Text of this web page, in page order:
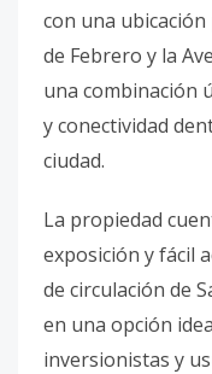
con una
de Febrero y la
una combinación
y conectividad
ciudad.
La propiedad
exposición y fácil
de circulación de
en una opción
inversionistas y